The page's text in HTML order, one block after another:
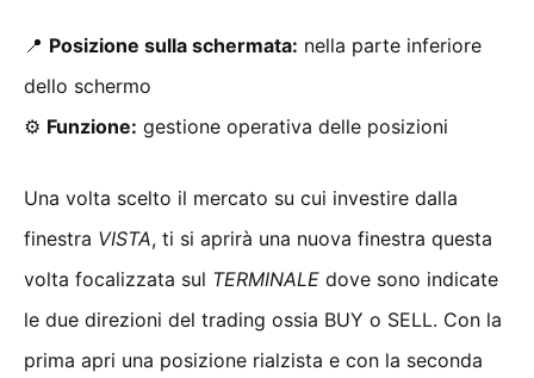
📍 Posizione sulla schermata: nella parte inferiore
dello schermo
⚙ Funzione: gestione operativa delle posizioni
Una volta scelto il mercato su cui investire dalla
finestra VISTA, ti si aprirà una nuova finestra questa
volta focalizzata sul TERMINALE dove sono indicate
le due direzioni del trading ossia BUY o SELL. Con la
prima apri una posizione rialzista e con la seconda